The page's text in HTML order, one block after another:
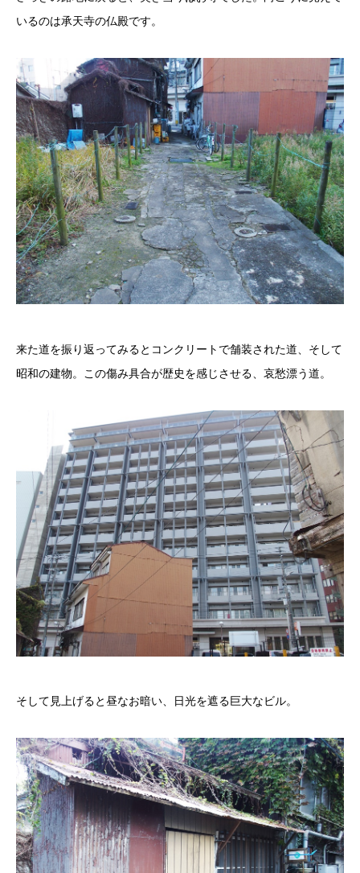
いるのは承天寺の仏殿です。
来た道を振り返ってみるとコンクリートで舗装された道、そして
昭和の建物。この傷み具合が歴史を感じさせる、哀愁漂う道。
そして見上げると昼なお暗い、日光を遮る巨大なビル。